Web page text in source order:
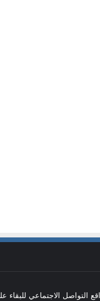
التواصل الاجتماعي للبقاء